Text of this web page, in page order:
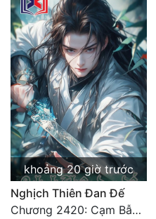
khoảng 20 giờ trước
Nghịch Thiên Đan Đế
Chương 2420: Cạm Bẫy Của Hải Tặc